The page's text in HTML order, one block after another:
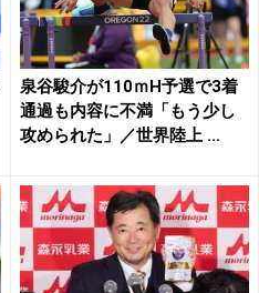
泉谷駿介が110ｍH予選で3着
通過も内容に不満「もう少し
攻められた」／世界陸上 ...